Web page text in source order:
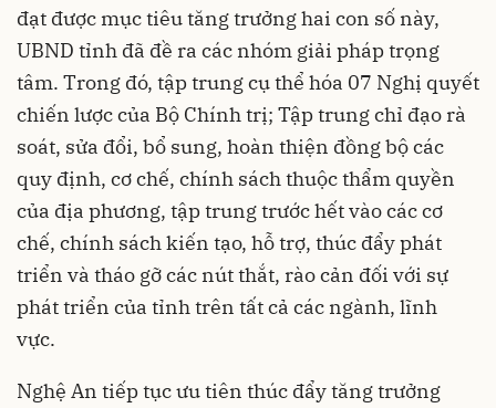
đạt được mục tiêu tăng trưởng hai con số này,
UBND tỉnh đã đề ra các nhóm giải pháp trọng
tâm. Trong đó, tập trung cụ thể hóa 07 Nghị quyết
chiến lược của Bộ Chính trị; Tập trung chỉ đạo rà
soát, sửa đổi, bổ sung, hoàn thiện đồng bộ các
quy định, cơ chế, chính sách thuộc thẩm quyền
của địa phương, tập trung trước hết vào các cơ
chế, chính sách kiến tạo, hỗ trợ, thúc đẩy phát
triển và tháo gỡ các nút thắt, rào cản đối với sự
phát triển của tỉnh trên tất cả các ngành, lĩnh
vực.
Nghệ An tiếp tục ưu tiên thúc đẩy tăng trưởng